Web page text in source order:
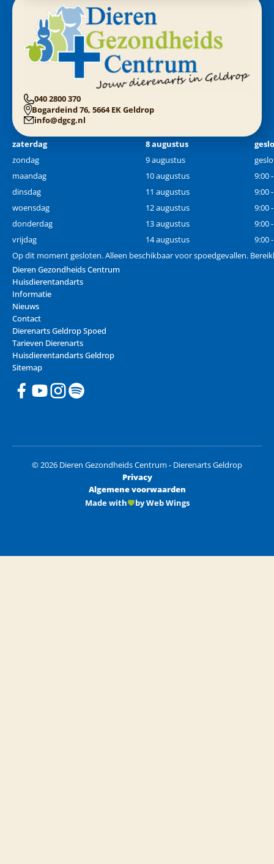
040 2800 370
Bogardeind 76, 5664 EK Geldrop
info@dgcg.nl
zaterdag 8 augustus
zondag
9 augustus
maandag
10 augustus
9:00
dinsdag
11 augustus
9:00
woensdag
12 augustus
9:00
donderdag
13 augustus
9:00
vrijdag
14 augustus
9:00
Op dit moment gesloten. Alleen beschikbaar voor spoedgevallen.
Dieren Gezondheids Centrum
Huisdierentandarts
Informatie
Nieuws
Contact
Dierenarts Geldrop Spoed
Tarieven Dierenarts
Huisdierentandarts Geldrop
Sitemap
© 2026 Dieren Gezondheids Centrum - Dierenarts Geldrop
Privacy
Algemene voorwaarden
Made with
by Web Wings